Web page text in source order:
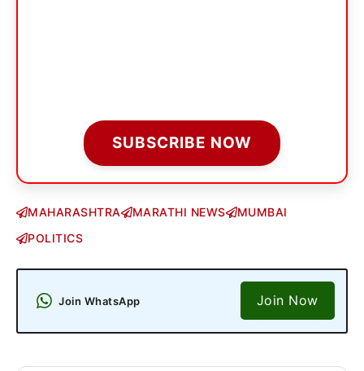
SUBSCRIBE NOW
MAHARASHTRA MARATHI NEWS
MUMBAI
POLITICS
Join WhatsApp Join Now